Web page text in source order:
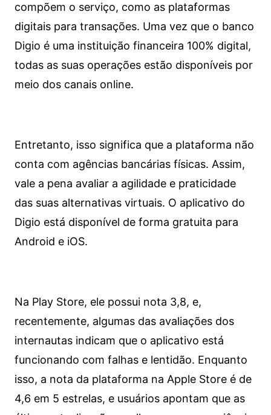
compõem o serviço, como as plataformas
digitais para transações. Uma vez que o banco
Digio é uma instituição financeira 100% digital,
todas as suas operações estão disponíveis por
meio dos canais online.
Entretanto, isso significa que a plataforma não
conta com agências bancárias físicas. Assim,
vale a pena avaliar a agilidade e praticidade
das suas alternativas virtuais. O aplicativo do
Digio está disponível de forma gratuita para
Android e iOS.
Na Play Store, ele possui nota 3,8, e,
recentemente, algumas das avaliações dos
internautas indicam que o aplicativo está
funcionando com falhas e lentidão. Enquanto
isso, a nota da plataforma na Apple Store é de
4,6 em 5 estrelas, e usuários apontam que as